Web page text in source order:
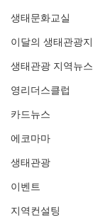
생태문화교실
이달의 생태관광지
생태관광 지역뉴스
영리더스클럽
카드뉴스
에코마마
생태관광
이벤트
지역컨설팅